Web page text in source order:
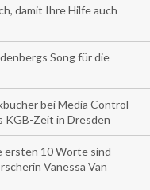
damit Ihre Hilfe auch
Song für die
bei Media Control
KGB-Zeit in Dresden
ersten 10 Worte sind
Vanessa Van